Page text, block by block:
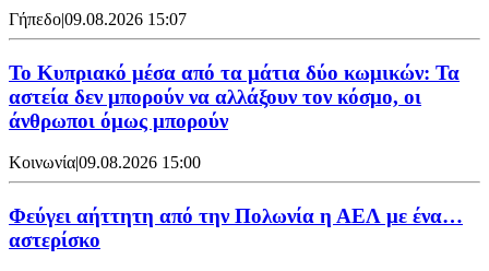
Γήπεδο|09.08.2026 15:07
Το Κυπριακό μέσα από τα μάτια δύο κωμικών: Τα
αστεία δεν μπορούν να αλλάξουν τον κόσμο, οι
άνθρωποι όμως μπορούν
Κοινωνία|09.08.2026 15:00
Φεύγει αήττητη από την Πολωνία η ΑΕΛ με ένα…
αστερίσκο